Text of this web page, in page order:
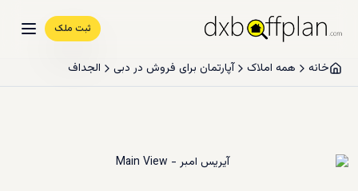
ثبت ملک
خانه همه املاک آپارتمان برای فروش در دبی الجداف